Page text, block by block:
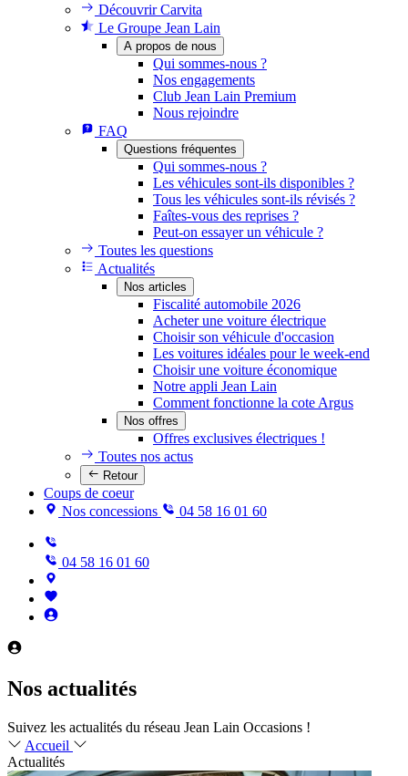
Découvrir Carvita
Le Groupe Jean Lain
A propos de nous
Qui sommes-nous ?
Nos engagements
Club Jean Lain Premium
Nous rejoindre
FAQ
Questions fréquentes
Qui sommes-nous ?
Les véhicules sont-ils disponibles ?
Tous les véhicules sont-ils révisés ?
Faîtes-vous des reprises ?
Peut-on essayer un véhicule ?
Toutes les questions
Actualités
Nos articles
Fiscalité automobile 2026
Acheter une voiture électrique
Choisir son véhicule d'occasion
Les voitures idéales pour le week-end
Choisir une voiture économique
Notre appli Jean Lain
Comment fonctionne la cote Argus
Nos offres
Offres exclusives électriques !
Toutes nos actus
Retour
Coups de coeur
Nos concessions
04 58 16 01 60
04 58 16 01 60
Nos actualités
Suivez les actualités du réseau Jean Lain Occasions !
Accueil
Actualités